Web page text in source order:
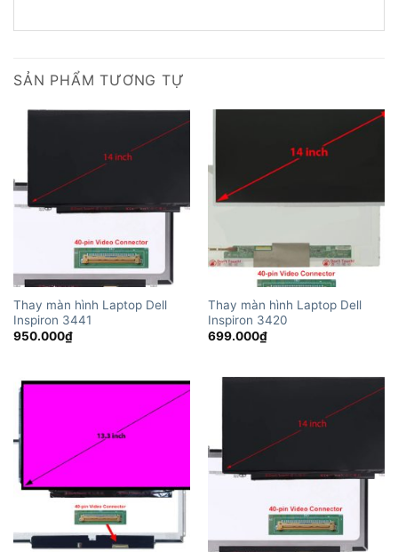
SẢN PHẨM TƯƠNG TỰ
Thay màn hình Laptop Dell
Inspiron 3441
950.000₫
Thay màn hình Laptop Dell
Inspiron 3420
699.000₫